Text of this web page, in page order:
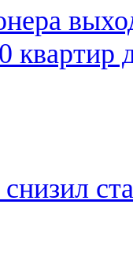
квартир